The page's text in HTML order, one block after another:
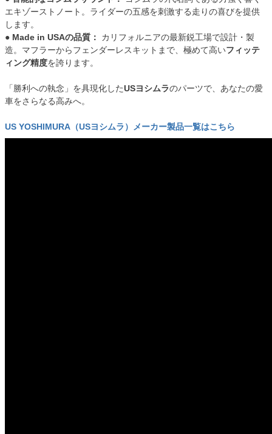
エキゾーストノート。ライダーの五感を刺激する走りの喜びを提供
します。
● Made in USAの品質：
カリフォルニアの最新鋭工場で設計・製
造。マフラーからフェンダーレスキットまで、極めて高いフィッテ
ィング精度を誇ります。
「勝利への執念」を具現化したUSヨシムラのパーツで、あなたの愛
車をさらなる高みへ。
US YOSHIMURA（USヨシムラ）メーカー製品一覧はこちら